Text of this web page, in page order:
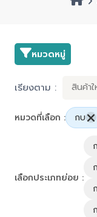
หมวดหมู่
เรียงตาม : สินค้า
หมวดที่เลือก : กบ
เลือกประเภทย่อย :